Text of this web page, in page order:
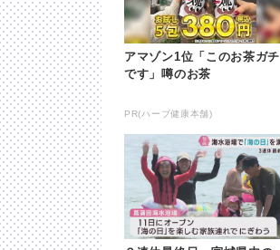
アマゾン1位「このお茶ガチ
です」噂のお茶
PR(ハーブ健康本舗)